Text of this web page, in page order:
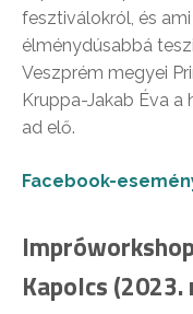
fesztiválokról, és
élménydúsabbá
Veszprém megyei
Kruppa-Jakab Éva
ad elő.
Facebook-
Kapolcs (2023.